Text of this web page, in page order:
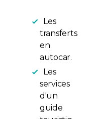
Les
transferts
en
autocar.
Les
services
d'un
guide